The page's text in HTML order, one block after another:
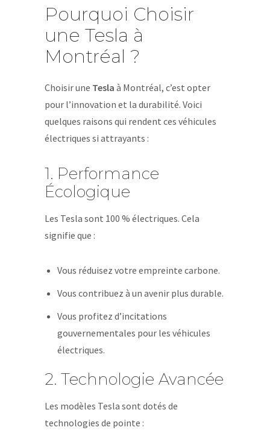
Pourquoi Choisir
une Tesla à
Montréal ?
Choisir une Tesla à Montréal, c’est opter
pour l’innovation et la durabilité. Voici
quelques raisons qui rendent ces véhicules
électriques si attrayants :
1. Performance
Écologique
Les Tesla sont 100 % électriques. Cela
signifie que :
Vous réduisez votre empreinte carbone.
Vous contribuez à un avenir plus durable.
Vous profitez d’incitations
gouvernementales pour les véhicules
électriques.
2. Technologie Avancée
Les modèles Tesla sont dotés de
technologies de pointe :